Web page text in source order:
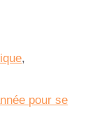
,
pour se